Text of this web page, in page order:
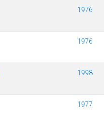
1976
1976
1998
1977